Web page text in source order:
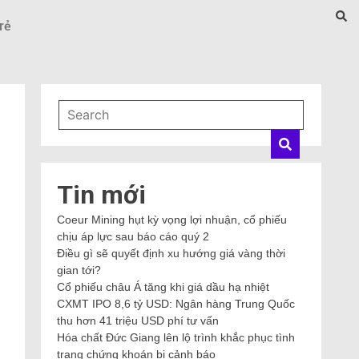
Tin mới
Coeur Mining hụt kỳ vọng lợi nhuận, cổ phiếu
chịu áp lực sau báo cáo quý 2
Điều gì sẽ quyết định xu hướng giá vàng thời
gian tới?
Cổ phiếu châu Á tăng khi giá dầu hạ nhiệt
CXMT IPO 8,6 tỷ USD: Ngân hàng Trung Quốc
thu hơn 41 triệu USD phí tư vấn
Hóa chất Đức Giang lên lộ trình khắc phục tình
trạng chứng khoán bị cảnh báo